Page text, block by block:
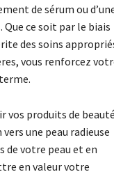
de sérum ou
ce soit par le biais
des soins
vous renforcez
vos produits de
une peau radieuse
de votre peau et en
en valeur votre